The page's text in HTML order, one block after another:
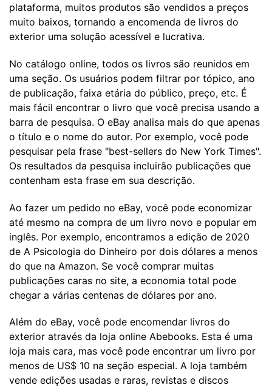
plataforma, muitos produtos são vendidos a preços
muito baixos, tornando a encomenda de livros do
exterior uma solução acessível e lucrativa.
No catálogo online, todos os livros são reunidos em
uma seção. Os usuários podem filtrar por tópico, ano
de publicação, faixa etária do público, preço, etc. É
mais fácil encontrar o livro que você precisa usando a
barra de pesquisa. O eBay analisa mais do que apenas
o título e o nome do autor. Por exemplo, você pode
pesquisar pela frase "best-sellers do New York Times".
Os resultados da pesquisa incluirão publicações que
contenham esta frase em sua descrição.
Ao fazer um pedido no eBay, você pode economizar
até mesmo na compra de um livro novo e popular em
inglês. Por exemplo, encontramos a edição de 2020
de A Psicologia do Dinheiro por dois dólares a menos
do que na Amazon. Se você comprar muitas
publicações caras no site, a economia total pode
chegar a várias centenas de dólares por ano.
Além do eBay, você pode encomendar livros do
exterior através da loja online Abebooks. Esta é uma
loja mais cara, mas você pode encontrar um livro por
menos de US$ 10 na seção especial. A loja também
vende edições usadas e raras, revistas e discos